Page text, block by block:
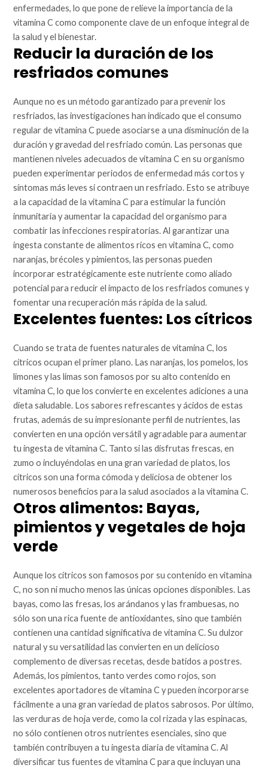
enfermedades, lo que pone de relieve la importancia de la
vitamina C como componente clave de un enfoque integral de
la salud y el bienestar.
Reducir la duración de los
resfriados comunes
Aunque no es un método garantizado para prevenir los
resfriados, las investigaciones han indicado que el consumo
regular de vitamina C puede asociarse a una disminución de la
duración y gravedad del resfriado común. Las personas que
mantienen niveles adecuados de vitamina C en su organismo
pueden experimentar periodos de enfermedad más cortos y
síntomas más leves si contraen un resfriado. Esto se atribuye
a la capacidad de la vitamina C para estimular la función
inmunitaria y aumentar la capacidad del organismo para
combatir las infecciones respiratorias. Al garantizar una
ingesta constante de alimentos ricos en vitamina C, como
naranjas, brécoles y pimientos, las personas pueden
incorporar estratégicamente este nutriente como aliado
potencial para reducir el impacto de los resfriados comunes y
fomentar una recuperación más rápida de la salud.
Excelentes fuentes: Los cítricos
Cuando se trata de fuentes naturales de vitamina C, los
cítricos ocupan el primer plano. Las naranjas, los pomelos, los
limones y las limas son famosos por su alto contenido en
vitamina C, lo que los convierte en excelentes adiciones a una
dieta saludable. Los sabores refrescantes y ácidos de estas
frutas, además de su impresionante perfil de nutrientes, las
convierten en una opción versátil y agradable para aumentar
tu ingesta de vitamina C. Tanto si las disfrutas frescas, en
zumo o incluyéndolas en una gran variedad de platos, los
cítricos son una forma cómoda y deliciosa de obtener los
numerosos beneficios para la salud asociados a la vitamina C.
Otros alimentos: Bayas,
pimientos y vegetales de hoja
verde
Aunque los cítricos son famosos por su contenido en vitamina
C, no son ni mucho menos las únicas opciones disponibles. Las
bayas, como las fresas, los arándanos y las frambuesas, no
sólo son una rica fuente de antioxidantes, sino que también
contienen una cantidad significativa de vitamina C. Su dulzor
natural y su versatilidad las convierten en un delicioso
complemento de diversas recetas, desde batidos a postres.
Además, los pimientos, tanto verdes como rojos, son
excelentes aportadores de vitamina C y pueden incorporarse
fácilmente a una gran variedad de platos sabrosos. Por último,
las verduras de hoja verde, como la col rizada y las espinacas,
no sólo contienen otros nutrientes esenciales, sino que
también contribuyen a tu ingesta diaria de vitamina C. Al
diversificar tus fuentes de vitamina C para que incluyan una